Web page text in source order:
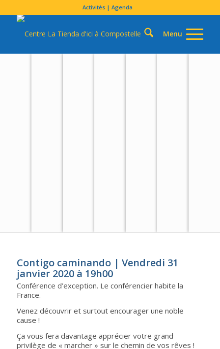
Activités | Agenda
Contigo caminando | Vendredi 31
janvier 2020 à 19h00
Conférence d’exception. Le conférencier habite la
France.
Venez découvrir et surtout encourager une noble
cause !
Ça vous fera davantage apprécier votre grand
privilège de « marcher » sur le chemin de vos rêves !